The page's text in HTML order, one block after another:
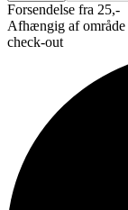
Forsendelse fra 25,-
Afhængig af område
check-out